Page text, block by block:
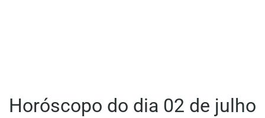
Horóscopo do dia 02 de julho